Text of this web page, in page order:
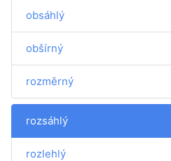
obsáhlý
obšírný
rozměrný
rozsáhlý
rozlehlý